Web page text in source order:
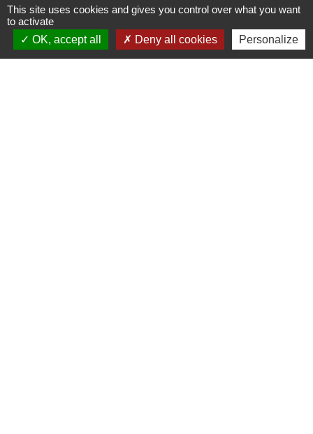
Contact par formulaire
This site uses cookies and gives you control over what you want
to activate
OK, accept all
Deny all cookies Personalize